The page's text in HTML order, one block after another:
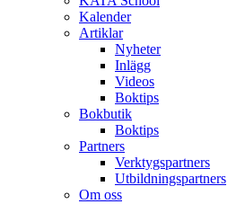
Kalender
Artiklar
Nyheter
Inlägg
Videos
Boktips
Bokbutik
Boktips
Partners
Verktygspartners
Utbildningspartners
Om oss